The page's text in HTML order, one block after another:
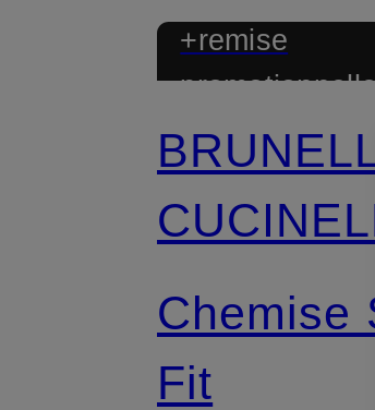
+remise
Chemise
Fit